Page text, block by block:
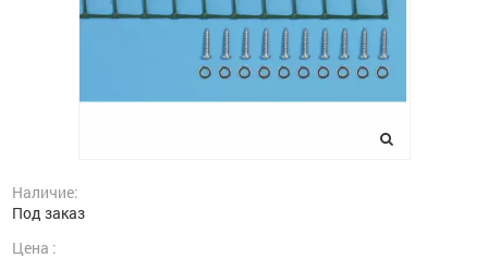
Наличие:
Под заказ
Цена :